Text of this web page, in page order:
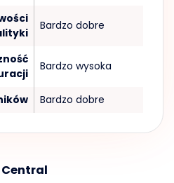
Bardzo dobre
Bardzo wysoka
Bardzo dobre